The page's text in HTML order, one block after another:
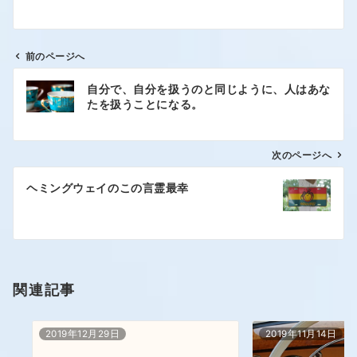
前のページへ
自分で、自分を扱うのと同じように、人はあな
たを扱うことになる。
次のページへ
ヘミングウェイのこの言霊最幸
関連記事
2019年12月29日 2019年11月14日